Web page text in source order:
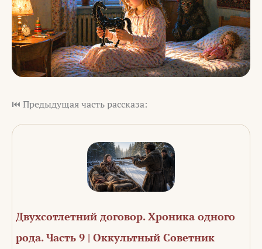
⏮️ Предыдущая часть рассказа:
Двухсотлетний договор. Хроника одного
рода. Часть 9 | Оккультный Советник